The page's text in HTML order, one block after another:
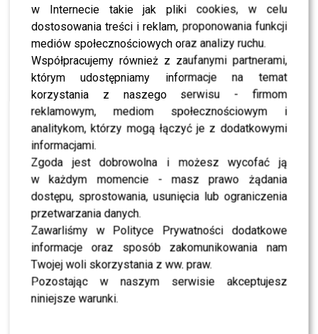
w Internecie takie jak pliki cookies, w celu
dostosowania treści i reklam, proponowania funkcji
mediów społecznościowych oraz analizy ruchu.
Współpracujemy również z zaufanymi partnerami,
którym udostępniamy informacje na temat
korzystania z naszego serwisu - firmom
reklamowym, mediom społecznościowym i
analitykom, którzy mogą łączyć je z dodatkowymi
informacjami.
Zgoda jest dobrowolna i możesz wycofać ją
w każdym momencie - masz prawo żądania
dostępu, sprostowania, usunięcia lub ograniczenia
przetwarzania danych.
Zawarliśmy w Polityce Prywatności dodatkowe
informacje oraz sposób zakomunikowania nam
Twojej woli skorzystania z ww. praw.
Pozostając w naszym serwisie akceptujesz
niniejsze warunki.
natychmiastowe efekty
Dla kogo
dla osób z małymi, nierównymi ustami
dla osób ze zmarszczkami wokół ust, opadającymi
kącikami
Przeciwwskazania bezwzględne do zabiegu
powiększania ust przy użyciu kwasu hialuronowego:
Ciąża i okres karmienia piersią
Choroby nowotworowe
Tendencja do bliznowców
Aktualnie istniejące infekcje – np. opryszczka
Permanentne i semipermanentne wypełniacze –
czyli – sylikon, aquamid itd.